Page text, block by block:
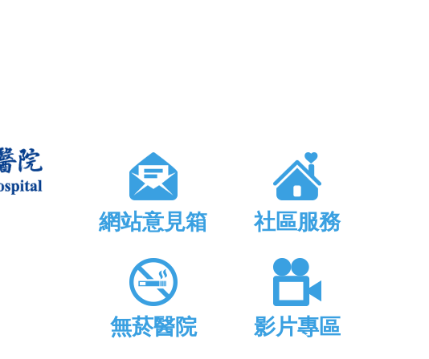
網站意見箱 社區服務
無菸醫院 影片專區